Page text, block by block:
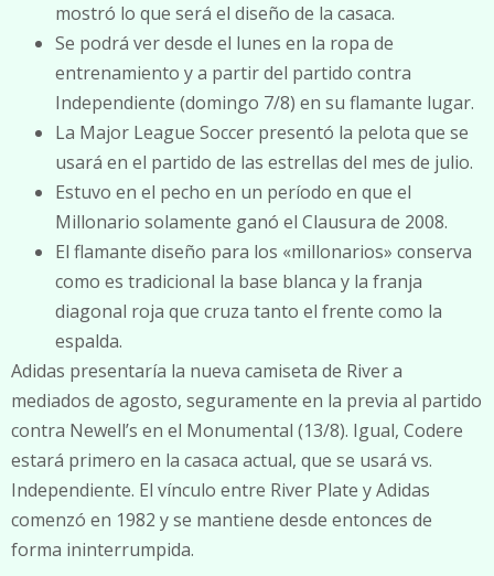
mostró lo que será el diseño de la casaca.
Se podrá ver desde el lunes en la ropa de
entrenamiento y a partir del partido contra
Independiente (domingo 7/8) en su flamante lugar.
La Major League Soccer presentó la pelota que se
usará en el partido de las estrellas del mes de julio.
Estuvo en el pecho en un período en que el
Millonario solamente ganó el Clausura de 2008.
El flamante diseño para los «millonarios» conserva
como es tradicional la base blanca y la franja
diagonal roja que cruza tanto el frente como la
espalda.
Adidas presentaría la nueva camiseta de River a
mediados de agosto, seguramente en la previa al partido
contra Newell’s en el Monumental (13/8). Igual, Codere
estará primero en la casaca actual, que se usará vs.
Independiente. El vínculo entre River Plate y Adidas
comenzó en 1982 y se mantiene desde entonces de
forma ininterrumpida.